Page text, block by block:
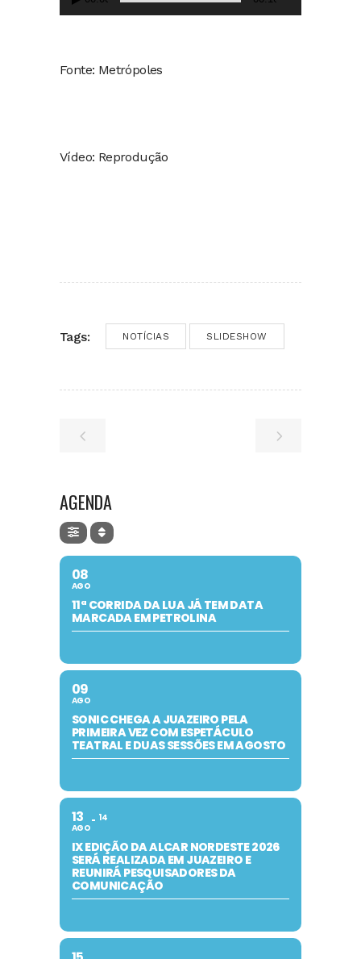
Fonte: Metrópoles
Vídeo: Reprodução
Tags: NOTÍCIAS SLIDESHOW
AGENDA
08
AGO
11ª CORRIDA DA LUA JÁ TEM DATA
MARCADA EM PETROLINA
09
AGO
SONIC CHEGA A JUAZEIRO PELA
PRIMEIRA VEZ COM ESPETÁCULO
TEATRAL E DUAS SESSÕES EM AGOSTO
13
AGO
14
IX EDIÇÃO DA ALCAR NORDESTE 2026
SERÁ REALIZADA EM JUAZEIRO E
REUNIRÁ PESQUISADORES DA
COMUNICAÇÃO